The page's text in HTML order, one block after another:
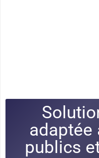
adaptée
publics